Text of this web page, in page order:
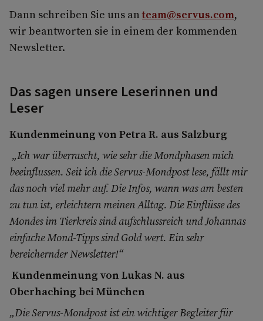
Dann schreiben Sie uns anteam@servus.com,
wir beantworten sie in einem der kommenden
Newsletter.
Das sagen unsere Leserinnen und
Leser
Kundenmeinung von Petra R. aus Salzburg
„Ich war überrascht, wie sehr die Mondphasen mich
beeinflussen. Seit ich die Servus-Mondpost lese, fällt mir
das noch viel mehr auf. Die Infos, wann was am besten
zu tun ist, erleichtern meinen Alltag. Die Einflüsse des
Mondes im Tierkreis sind aufschlussreich und Johannas
einfache Mond-Tipps sind Gold wert. Ein sehr
bereichernder Newsletter!“
Kundenmeinung von Lukas N. aus
Oberhaching bei München
„Die Servus-Mondpost ist ein wichtiger Begleiter für